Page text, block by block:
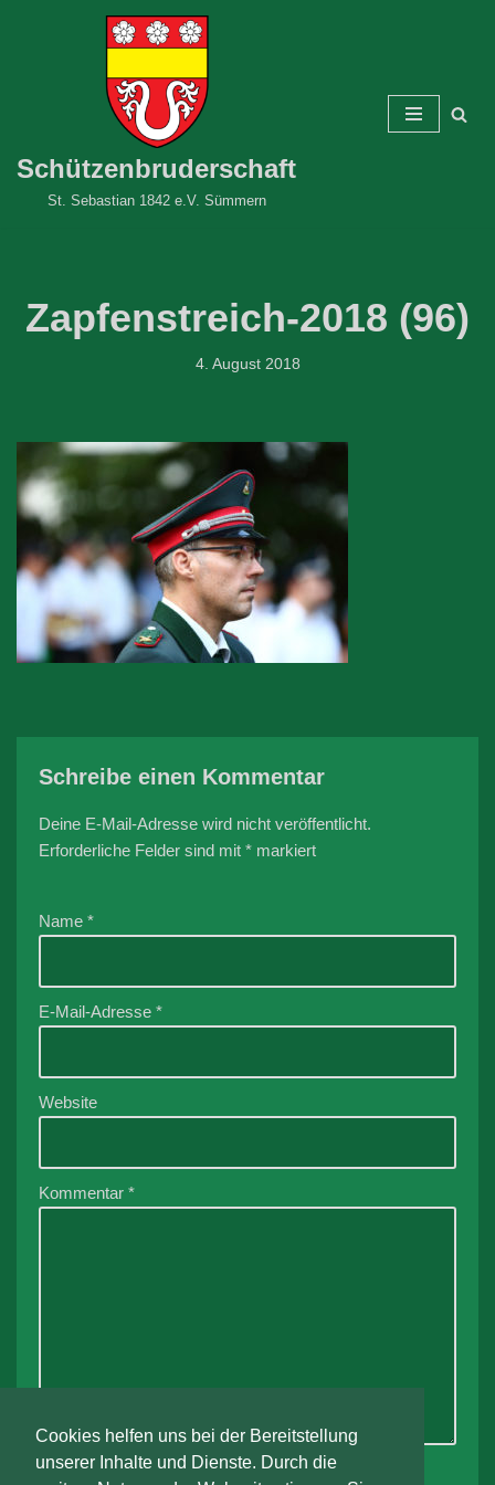
Cookies helfen uns bei der Bereitstellung
unserer Inhalte und Dienste. Durch die
Schützenbruderschaft
St. Sebastian 1842 e.V. Sümmern
Zapfenstreich-2018 (96)
4. August 2018
Schreibe einen Kommentar
Deine E-Mail-Adresse wird nicht veröffentlicht.
Erforderliche Felder sind mit * markiert
Name *
E-Mail-Adresse *
Website
Kommentar *